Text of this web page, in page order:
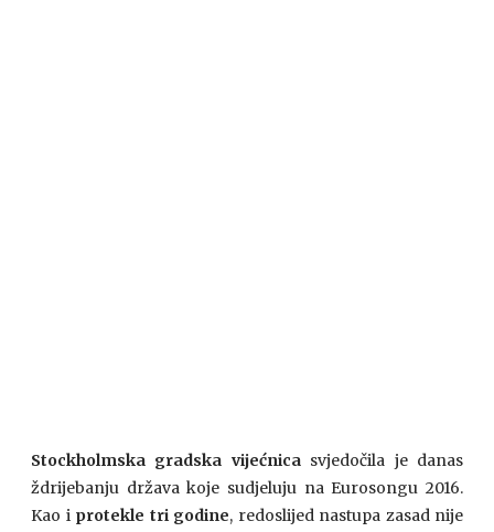
Stockholmska gradska vijećnicasvjedočila je danas
ždrijebanju država koje sudjeluju na Eurosongu 2016.
Kao i protekle tri godine, redoslijed nastupa zasad nije